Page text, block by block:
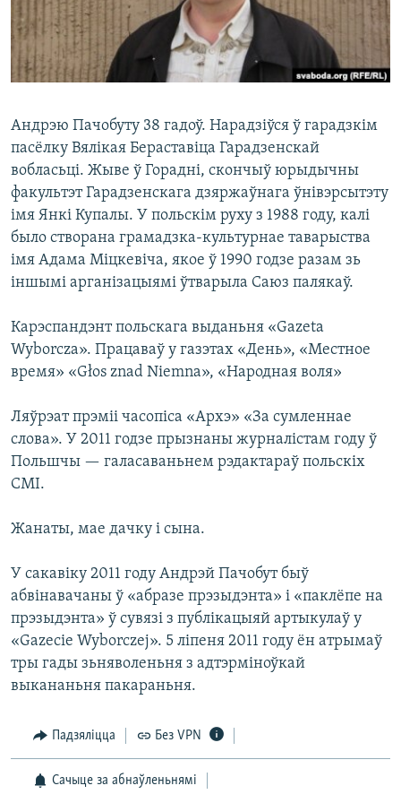
КУЛЬТУРА
КАЛЯНДАР
МОВА
НА ХВАЛЯХ СВАБОДЫ
Андрэю Пачобуту 38 гадоў. Нарадзіўся ў гарадзкім
пасёлку Вялікая Бераставіца Гарадзенскай
вобласьці. Жыве ў Горадні, скончыў юрыдычны
факультэт Гарадзенскага дзяржаўнага ўнівэрсытэту
імя Янкі Купалы. У польскім руху з 1988 году, калі
было створана грамадзка-культурнае таварыства
імя Адама Міцкевіча, якое ў 1990 годзе разам зь
іншымі арганізацыямі ўтварыла Саюз палякаў.
Карэспандэнт польскага выданьня «Gazeta
Wyborcza». Працаваў у газэтах «День», «Местное
время» «Głos znad Niemna», «Народная воля»
Ляўрэат прэміі часопіса «Архэ» «За сумленнае
слова». У 2011 годзе прызнаны журналістам году ў
Польшчы — галасаваньнем рэдактараў польскіх
СМІ.
Жанаты, мае дачку і сына.
У сакавіку 2011 году Андрэй Пачобут быў
абвінавачаны ў «абразе прэзыдэнта» і «паклёпе на
прэзыдэнта» ў сувязі з публікацыяй артыкулаў у
«Gazecie Wyborczej». 5 ліпеня 2011 году ён атрымаў
тры гады зьняволеньня з адтэрміноўкай
выкананьня пакараньня.
Падзяліцца Без VPN
Сачыце за абнаўленьнямі